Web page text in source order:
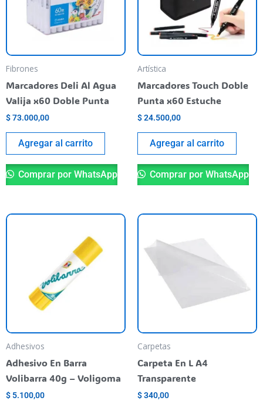
Fibrones
Marcadores Deli Al Agua
Valija x60 Doble Punta
$73.000,00
Agregar al carrito
Comprar por WhatsApp
Artística
Marcadores Touch Doble
Punta x60 Estuche
$24.500,00
Agregar al carrito
Comprar por WhatsApp
Adhesivos
Adhesivo En Barra
Volibarra 40g – Voligoma
$ 5.100,00
Carpetas
Carpeta En L A4
Transparente
$340,00